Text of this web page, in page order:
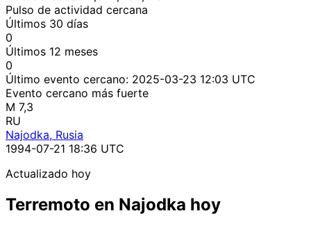
Pulso de actividad cercana
Últimos 30 días
0
Últimos 12 meses
0
Último evento cercano: 2025-03-23 12:03 UTC
Evento cercano más fuerte
M 7,3
RU
Najodka, Rusia
1994-07-21 18:36 UTC
Actualizado hoy
Terremoto en Najodka hoy